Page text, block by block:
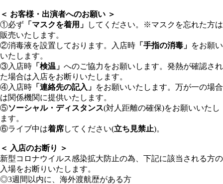
＜ お客様・出演者へのお願い ＞
①必ず 「マスクを着用」
してください。※マスクを忘れた方は
販売いたします。
②消毒液を設置しております。入店時 「手指の消毒」 をお願い
いたします。
③入店時 「検温」 へのご協力をお願いします。発熱が確認され
た場合は入店をお断りいたします。
④入店時 「連絡先の記入」 をお願いいたします。万が一の場合
は関係機関に提供いたします。
⑤ソーシャル・ディスタンス(対人距離の確保)をお願いいたし
ます。
⑥ライブ中は着席してください(立ち見禁止)。
＜ 入店のお断り ＞
新型コロナウイルス感染拡大防止の為、下記に該当される方の
入場をお断りいたします。
◎3週間以内に、海外渡航歴がある方